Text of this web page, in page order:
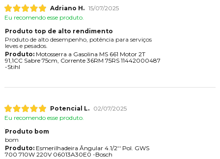
Adriano H. 15/07/2025
Eu recomendo esse produto.
Produto top de alto rendimento
Produto de alto desempenho, potência para serviços
leves e pesados.
Produto:Motosserra a Gasolina MS 661 Motor 2T
91,1CC Sabre 75cm, Corrente 36RM 75RS 11442000487
-Stihl
Potencial L.
02/07/2025
Eu recomendo esse produto.
Produto bom
bom
Produto:Esmerilhadeira Ângular 4.1/2'' Pol. GWS
700 710W 220V 06013A30E0 -Bosch